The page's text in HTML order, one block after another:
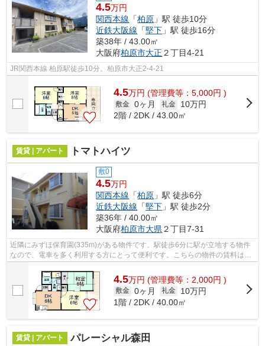
4.5万円
関西本線 「柏原 」駅 徒歩10分
近鉄大阪線 「堅下 」駅 徒歩16分
築38年 / 43.00㎡
大阪府柏原市大正 ２丁目4-21
JR関西本線 柏原駅徒歩10分。柏原市大正2-4-21
4.5万円 (管理費等：5,000円 )
敷金 0ヶ月 礼金
10万円
2階 / 2DK / 43.00㎡
賃貸 | アパート トマトハイツ
敷0
4.5万円
関西本線 「柏原 」駅 徒歩6分
近鉄大阪線 「堅下 」駅 徒歩2分
築36年 / 40.00㎡
大阪府柏原市大県２丁目7-31
近隣にみずほ保育園(335m)がある物件です。駅徒歩6分に駅が立地する物件
なので、電車を多く利用する方にとって便利です。こちらの物件の賃料は4.5
4.5万円 (管理費等：2,000円 )
敷金 0ヶ月 礼金
10万円
1階 / 2DK / 40.00㎡
賃貸 | アパート パレーシャル森田